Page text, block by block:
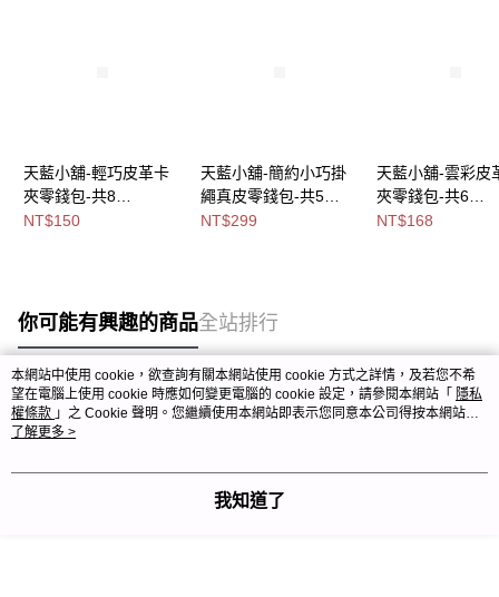
天藍小舖-輕巧皮革卡
夾零錢包-共8
色-$150【A09091708
NT$150
天藍小舖-簡約小巧掛
繩真皮零錢包-共5
色-$299【A09091684
NT$299
天藍小舖-雲彩皮
夾零錢包-共6
色-$168【
NT$168
你可能有興趣的商品全站排行
熱門標籤
本網站中使用 cookie，欲查詢有關本網站使用 cookie 方式之詳情，及若您不希
望在電腦上使用 cookie 時應如何變更電腦的 cookie 設定，請參閱本網站「 隱私
權條款 」之 Cookie 聲明。您繼續使用本網站即表示您同意本公司得按本網站使
用條款之 Cookie 聲明使用 cookie。
了解更多 >
我知道了